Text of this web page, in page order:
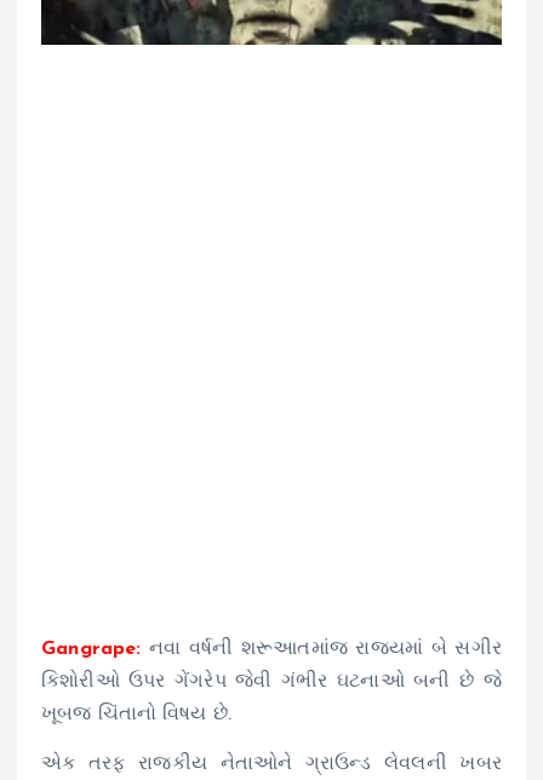
Gangrape: નવા વર્ષની શરૂઆતમાંજ રાજ્યમાં બે સગીર
કિશોરીઓ ઉપર ગેંગરેપ જેવી ગંભીર ઘટનાઓ બની છે જે
ખૂબજ ચિંતાનો વિષય છે.
એક તરફ રાજકીય નેતાઓને ગ્રાઉન્ડ લેવલની ખબર